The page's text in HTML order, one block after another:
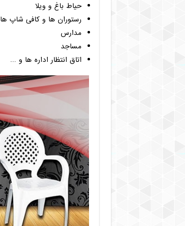
حیاط باغ و ویلا
رستوران ها و کافی شاپ ها
مدارس
مساجد
اتاق انتظار اداره ها و …